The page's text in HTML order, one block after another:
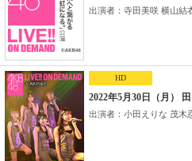
出演者：寺田美咲 横山結
HD
2022年5月30日（月）
出演者：小田えりな 茂木